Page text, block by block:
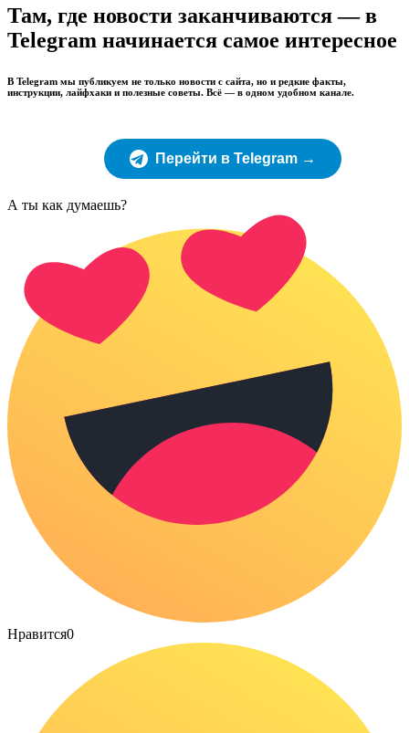
Там, где новости заканчиваются — в
Telegram начинается самое интересное
В Telegram мы публикуем не только новости с сайта, но и редкие факты,
инструкции, лайфхаки и полезные советы. Всё — в одном удобном канале.
Перейти в Telegram →
А ты как думаешь?
Нравится0